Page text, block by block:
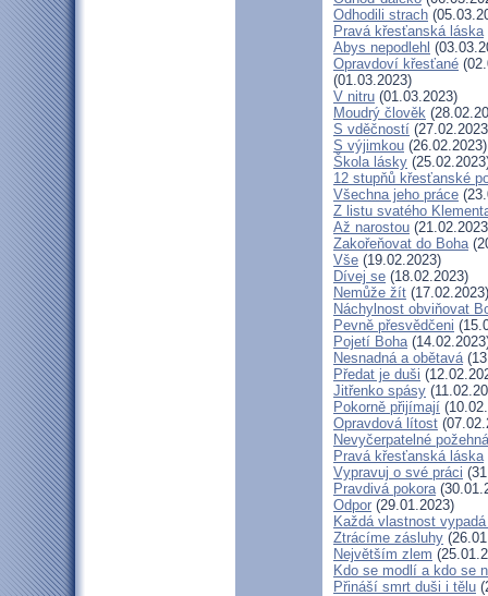
Odhodili strach
Pravá křesťanská láska
Abys nepodlehl
Opravdoví křesťané
(01.03.2023)
V nitru (01.03.2023)
Moudrý člověk
S vděčností
S výjimkou (26.02.2023)
Škola lásky
12 stupňů křesťanské
Všechna jeho práce
Z listu svatého
Až narostou
Zakořeňovat do Boha
Vše (19.02.2023)
Dívej se (18.02.2023)
Nemůže žít (17.02.2023)
Náchylnost obviňovat
Pevně přesvědčeni
Pojetí Boha
Nesnadná a obětavá
Předat je duši
Jitřenko spásy
Pokorně přijímají
Opravdová lítost
Nevyčerpatelné
Pravá křesťanská láska
Vypravuj o své práci
Pravdivá pokora
Odpor (29.01.2023)
Každá vlastnost
Ztrácíme zásluhy
Největším zlem
Kdo se modlí a kdo se
Přináší smrt duši i tělu